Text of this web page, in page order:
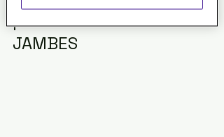
|    2. J'APAISE MES
JAMBES